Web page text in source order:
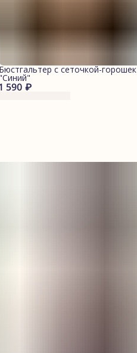
590 ₽
Бюстгальтер с сеточкой-горошек
"Синий"